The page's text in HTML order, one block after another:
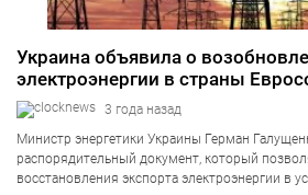
Украина объявила о
электроэнергии в страны
3 года назад
Министр энергетики Украины Герман
распорядительный документ, который
восстановления экспорта электроэнергии в